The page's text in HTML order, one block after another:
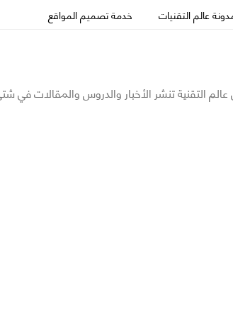
عالم التقنيات خدمة تصميم المواقع
التقنية تنشر الأخبار والدروس والمقالات في